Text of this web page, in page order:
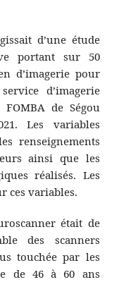
d’une étude
portant sur 50
d’imagerie pour
d’imagerie
de Ségou
Les variables
renseignements
ainsi que les
réalisés. Les
ces variables.
était de
des scanners
touchée par les
de 46 à 60 ans